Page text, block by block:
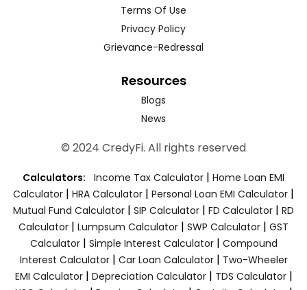
Terms Of Use
Privacy Policy
Grievance-Redressal
Resources
Blogs
News
© 2024 CredyFi. All rights reserved
Calculators: Income Tax Calculator | Home Loan EMI
Calculator | HRA Calculator | Personal Loan EMI Calculator |
Mutual Fund Calculator | SIP Calculator | FD Calculator | RD
Calculator | Lumpsum Calculator | SWP Calculator | GST
Calculator| Simple Interest Calculator| Compound
Interest Calculator| Car Loan Calculator| Two-Wheeler
EMI Calculator| Depreciation Calculator| TDS Calculator|